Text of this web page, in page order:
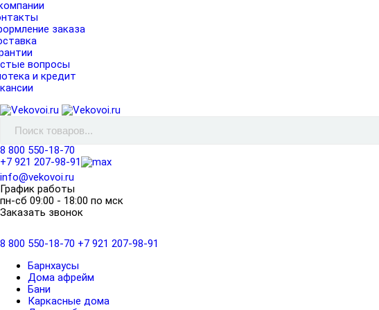
заказа
вопросы
и кредит
8 800 550-18-70
+7 921 207-98-91
info@vekovoi.ru
График работы
пн-сб 09:00 - 18:00 по мск
Заказать звонок
8 800 550-18-70 +7 921 207-98-91
Барнхаусы
Дома афрейм
Бани
Каркасные дома